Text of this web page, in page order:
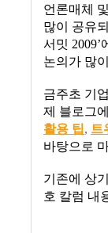
언론매체
많이 공유
서밋 2009’
논의가 많
금주초 기
제 블로그
활용 팁, 트
바탕으로
기존에 상
호 칼럼 내